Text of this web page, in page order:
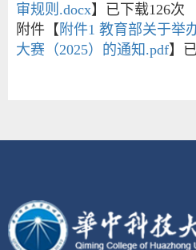
审规则.docx】已下载126次
附件【 附件1 教育部关于举
大赛（2025）的通知.pdf】